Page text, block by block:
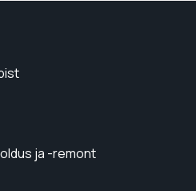
ja -remont